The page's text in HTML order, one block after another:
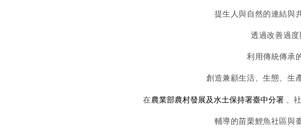
提生人與自然的連結與
透過改善過
利用傳統傳承
創造兼顧生活、生態、生
在農業部農村發展及水土保持署臺中分署 、
輔導的苗栗鯉魚社區與